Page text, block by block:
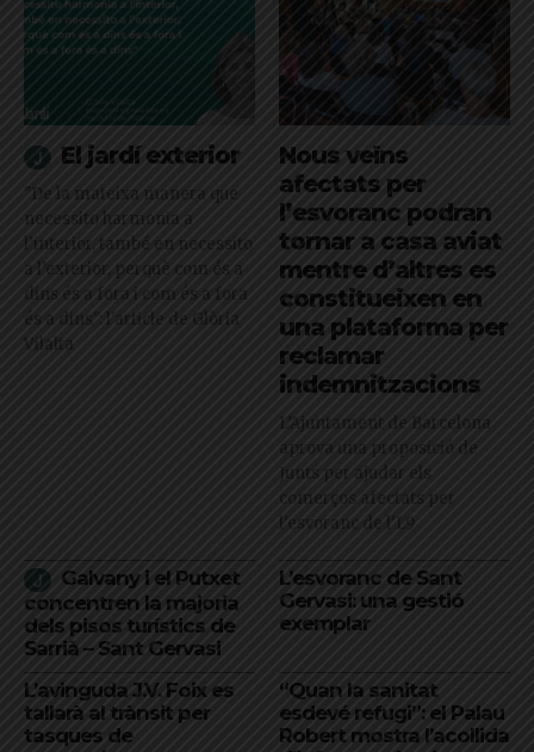
El jardí exterior
"De la mateixa manera que
necessito harmonia a
l’interior, també en necessito
a l’exterior, perquè com és a
dins és a fora i com és a fora
és a dins": l'article de Glòria
Vilalta
Nous veïns
afectats per
l’esvoranc podran
tornar a casa aviat
mentre d’altres es
constitueixen en
una plataforma per
reclamar
indemnitzacions
L’Ajuntament de Barcelona
aprova una proposició de
Junts per ajudar els
comerços afectats per
l'esvoranc de l'L9
Galvany i el Putxet
concentren la majoria
dels pisos turístics de
Sarrià – Sant Gervasi
L’esvoranc de Sant
Gervasi: una gestió
exemplar
L’avinguda J.V. Foix es
tallarà al trànsit per
tasques de
“Quan la sanitat
esdevé refugi”: el Palau
Robert mostra l’acollida